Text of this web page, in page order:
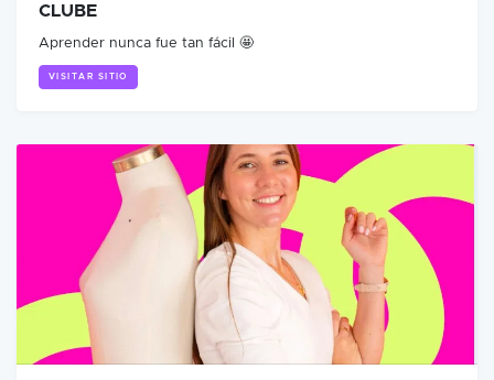
CLUBE
Aprender nunca fue tan fácil 🤩
VISITAR SITIO